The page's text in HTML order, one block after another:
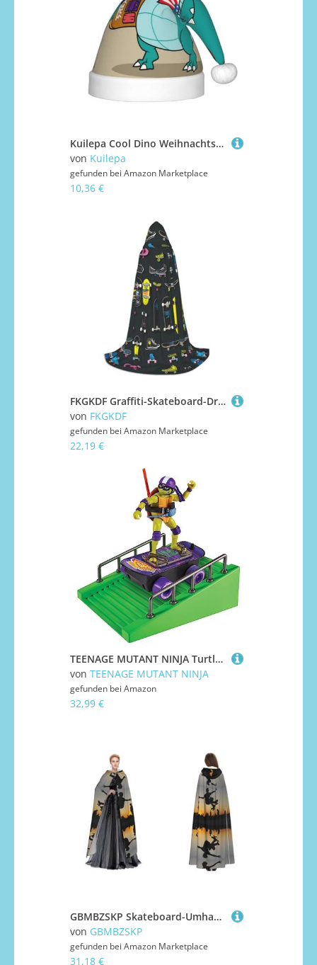
Kuilepa Cool Dino Weihnachtsmütze mit Skateboard-Druck, Weihnachtsmütze für Kinder, bequeme Unisex-Weihnachtsmützen für Weihnachten, Neujahr, Feiertage, Partyzubehör
von Kuilepa
gefunden bei Amazon Marketplace
10,36 €
FKGKDF Graffiti-Skateboard-Druck, Unisex, Kapuzenumhang, aufmerksames Geschenk für Halloween/Cosplay-Liebhaber/Themenpartys
von FKGKDF
gefunden bei Amazon Marketplace
22,19 €
TEENAGE MUTANT NINJA Turtles Donnie Skateboard – exklusiv von Amazon
von TEENAGE MUTANT NINJA
gefunden bei Amazon
32,99 €
GBMBZSKP Skateboard-Umhang, Halloween-Kapuzenumhang, Maskerade, Party, Cosplay, Ostern, Unisex, Vampir-Hexen-Umhang für Erwachsene
von GBMBZSKP
gefunden bei Amazon Marketplace
31,18 €